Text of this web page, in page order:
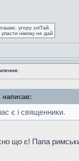
угору зліТай,
упасти нікому не дай
написав:
є і священники.
що є! Папа